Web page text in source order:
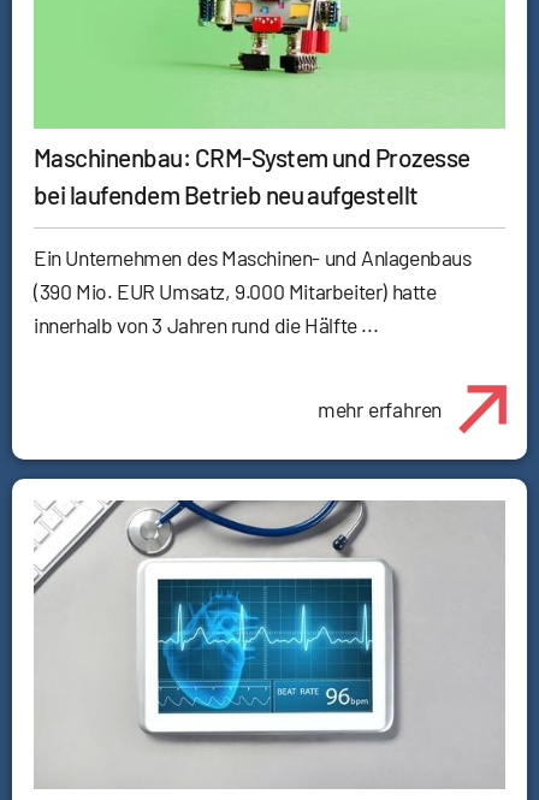
Maschinenbau: CRM-System und Prozesse
bei laufendem Betrieb neu aufgestellt
Ein Unternehmen des Maschinen- und Anlagenbaus
(390 Mio. EUR Umsatz, 9.000 Mitarbeiter) hatte
innerhalb von 3 Jahren rund die Hälfte ...
mehr erfahren